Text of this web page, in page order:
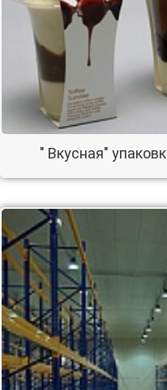
" Вкусная"